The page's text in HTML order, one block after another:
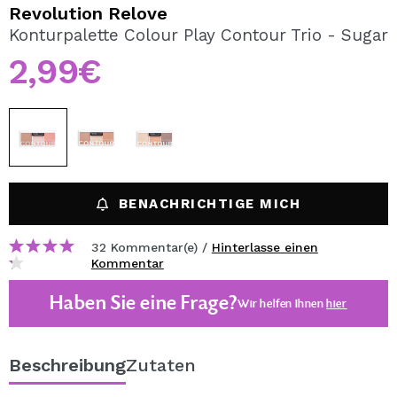
REGISTRIEREN
Durch die Erstellung eines Kontos bei Maquillalia.de
können Sie Ihre Einkäufe schnell tätigen, den Status Ihrer
einsehen.
Revolution Relove
Konturpalette Colour Play Contour Trio - Sugar
2,99€
BENACHRICHTIGE MICH
32 Kommentar(e) / Hinterlasse einen
Kommentar
Haben Sie eine Frage?Wir helfen Ihnenhier
BeschreibungZutaten